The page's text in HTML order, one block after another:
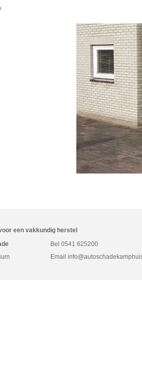
een vakkundig herstel
Bel0541 625200
Email